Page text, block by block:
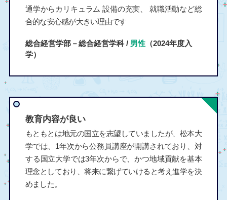
通学からカリキュラム 設備の充実、 就職活動など総
合的な安心感が大きい理由です
総合経営学部－総合経営学科 / 男性（2024年度入
学）
教育内容が良い
もともとは地元の国立を志望していましたが、松本大
学では、1年次から公務員講座が開講されており、対
する国立大学では3年次からで、かつ地域貢献を基本
理念としており、将来に繋げていけると考え進学を決
めました。